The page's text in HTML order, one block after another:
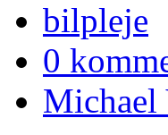
bilpleje
0
Michael